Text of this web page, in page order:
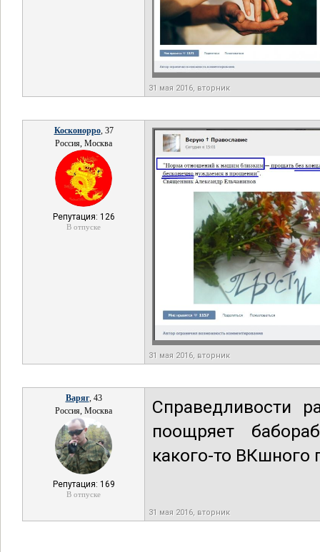
31 мая 2016, вторник
Косконорро, 37
Россия, Москва
Репутация: 126
В отпуске
31 мая 2016, вторник
Варяг, 43
Россия, Москва
Репутация: 169
В отпуске
Справедливости
поощряет
какого-то ВКшного
31 мая 2016, вторник